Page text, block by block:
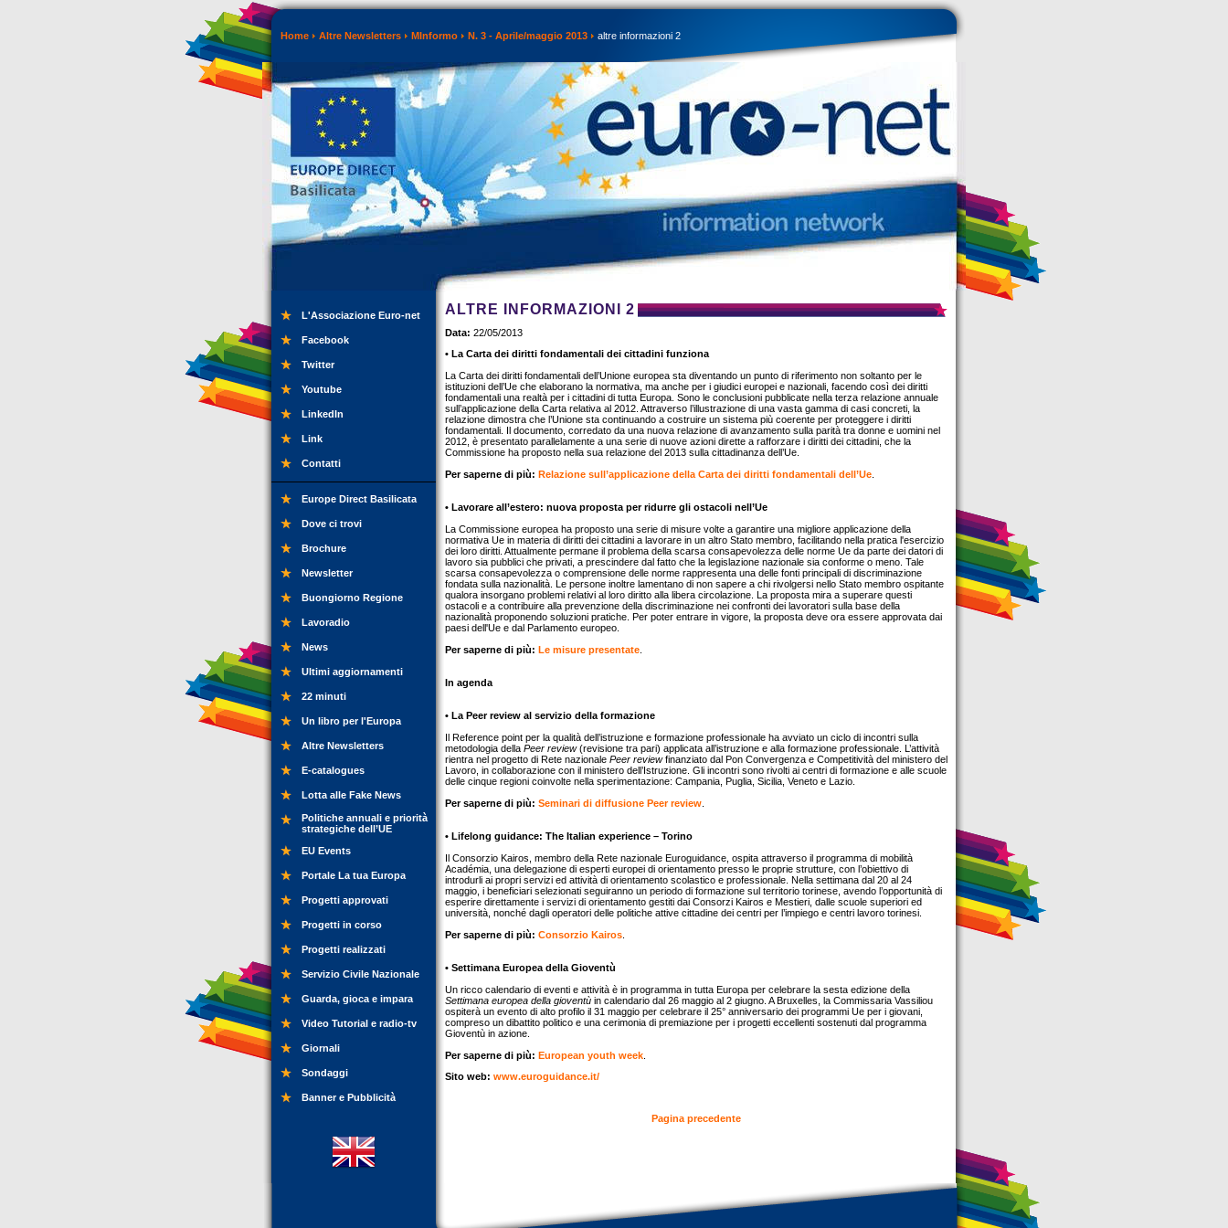
Home Altre Newsletters MInformo N. 3 - Aprile/maggio 2013 altre informazioni 2
L'Associazione Euro-net
Facebook
Twitter
Youtube
LinkedIn
Link
Contatti
Europe Direct Basilicata
Dove ci trovi
Brochure
Newsletter
Buongiorno Regione
Lavoradio
News
Ultimi aggiornamenti
22 minuti
Un libro per l'Europa
Altre Newsletters
E-catalogues
Lotta alle Fake News
Politiche annuali e priorità
strategiche dell’UE
EU Events
Portale La tua Europa
Progetti approvati
Progetti in corso
Progetti realizzati
Servizio Civile Nazionale
Guarda, gioca e impara
Video Tutorial e radio-tv
Giornali
Sondaggi
Banner e Pubblicità
ALTRE INFORMAZIONI 2
Data: 22/05/2013
• La Carta dei diritti fondamentali dei cittadini funziona
La Carta dei diritti fondamentali dell’Unione europea sta diventando un punto di riferimento non soltanto per le
istituzioni dell’Ue che elaborano la normativa, ma anche per i giudici europei e nazionali, facendo così dei diritti
fondamentali una realtà per i cittadini di tutta Europa. Sono le conclusioni pubblicate nella terza relazione annuale
sull’applicazione della Carta relativa al 2012. Attraverso l’illustrazione di una vasta gamma di casi concreti, la
relazione dimostra che l’Unione sta continuando a costruire un sistema più coerente per proteggere i diritti
fondamentali. Il documento, corredato da una nuova relazione di avanzamento sulla parità tra donne e uomini nel
2012, è presentato parallelamente a una serie di nuove azioni dirette a rafforzare i diritti dei cittadini, che la
Commissione ha proposto nella sua relazione del 2013 sulla cittadinanza dell’Ue.
Per saperne di più: Relazione sull’applicazione della Carta dei diritti fondamentali dell’Ue
• Lavorare all’estero: nuova proposta per ridurre gli ostacoli nell’Ue
La Commissione europea ha proposto una serie di misure volte a garantire una migliore applicazione della
normativa Ue in materia di diritti dei cittadini a lavorare in un altro Stato membro, facilitando nella pratica l'esercizio
dei loro diritti. Attualmente permane il problema della scarsa consapevolezza delle norme Ue da parte dei datori di
lavoro sia pubblici che privati, a prescindere dal fatto che la legislazione nazionale sia conforme o meno. Tale
scarsa consapevolezza o comprensione delle norme rappresenta una delle fonti principali di discriminazione
fondata sulla nazionalità. Le persone inoltre lamentano di non sapere a chi rivolgersi nello Stato membro ospitante
qualora insorgano problemi relativi al loro diritto alla libera circolazione. La proposta mira a superare questi
ostacoli e a contribuire alla prevenzione della discriminazione nei confronti dei lavoratori sulla base della
nazionalità proponendo soluzioni pratiche. Per poter entrare in vigore, la proposta deve ora essere approvata dai
paesi dell'Ue e dal Parlamento europeo.
Per saperne di più: Le misure presentate
In agenda
• La Peer review al servizio della formazione
Il Reference point per la qualità dell’istruzione e formazione professionale ha avviato un ciclo di incontri sulla
metodologia della Peer review(revisione tra pari) applicata all’istruzione e alla formazione professionale. L’attività
rientra nel progetto di Rete nazionale Peer reviewfinanziato dal Pon Convergenza e Competitività del ministero del
Lavoro, in collaborazione con il ministero dell’Istruzione. Gli incontri sono rivolti ai centri di formazione e alle scuole
delle cinque regioni coinvolte nella sperimentazione: Campania, Puglia, Sicilia, Veneto e Lazio.
Per saperne di più: Seminari di diffusione Peer review
• Lifelong guidance: The Italian experience – Torino
Il Consorzio Kairos, membro della Rete nazionale Euroguidance, ospita attraverso il programma di mobilità
Académia, una delegazione di esperti europei di orientamento presso le proprie strutture, con l’obiettivo di
introdurli ai propri servizi ed attività di orientamento scolastico e professionale. Nella settimana dal 20 al 24
maggio, i beneficiari selezionati seguiranno un periodo di formazione sul territorio torinese, avendo l’opportunità di
esperire direttamente i servizi di orientamento gestiti dai Consorzi Kairos e Mestieri, dalle scuole superiori ed
università, nonché dagli operatori delle politiche attive cittadine dei centri per l’impiego e centri lavoro torinesi.
Per saperne di più: Consorzio Kairos
• Settimana Europea della Gioventù
Un ricco calendario di eventi e attività è in programma in tutta Europa per celebrare la sesta edizione della
Settimana europea della gioventù in calendario dal 26 maggio al 2 giugno. A Bruxelles, la Commissaria Vassiliou
ospiterà un evento di alto profilo il 31 maggio per celebrare il 25° anniversario dei programmi Ue per i giovani,
compreso un dibattito politico e una cerimonia di premiazione per i progetti eccellenti sostenuti dal programma
Gioventù in azione.
Per saperne di più: European youth week
Sito web: www.euroguidance.it/
Pagina precedente